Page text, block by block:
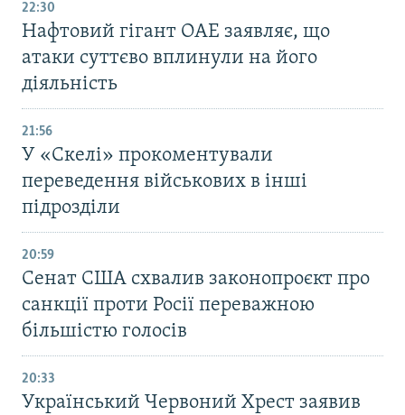
22:30
Нафтовий гігант ОАЕ заявляє, що
атаки суттєво вплинули на його
діяльність
21:56
У «Скелі» прокоментували
переведення військових в інші
підрозділи
20:59
Cенат США схвалив законопроєкт про
санкції проти Росії переважною
більшістю голосів
20:33
Український Червоний Хрест заявив